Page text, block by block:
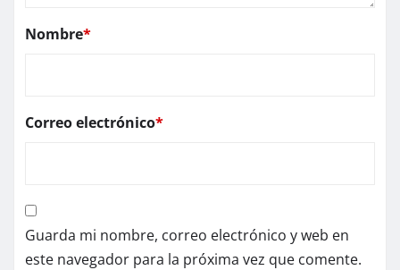
Nombre*
Correo electrónico*
Guarda mi nombre, correo electrónico y web en
este navegador para la próxima vez que comente.